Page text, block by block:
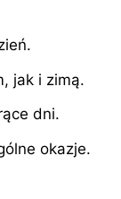
jak i zimą.
dni.
okazje.